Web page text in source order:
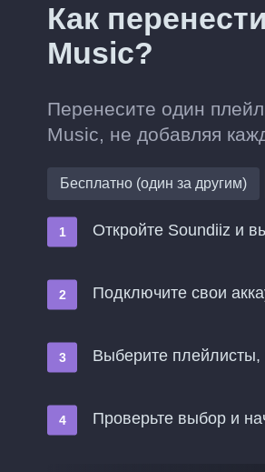
Как
Music?
Перенесите один
Music, не добавляя
Бесплатно (один за другим)
Откройте Soundiiz и
Подключите свои
Выберите плейлисты,
Проверьте выбор и